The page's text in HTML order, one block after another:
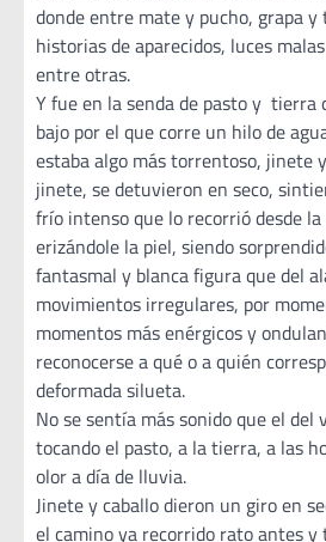
donde entre mate y pucho, grapa
historias de aparecidos, luces
entre otras.
Y fue en la senda de pasto y tierra
bajo por el que corre un hilo de
estaba algo más torrentoso, jinete
jinete, se detuvieron en seco,
frío intenso que lo recorrió desde
erizándole la piel, siendo
fantasmal y blanca figura que del
movimientos irregulares, por
momentos más enérgicos y
reconocerse a qué o a quién
deformada silueta.
No se sentía más sonido que el
tocando el pasto, a la tierra, a las
olor a día de lluvia.
Jinete y caballo dieron un giro en
el camino ya recorrido rato antes